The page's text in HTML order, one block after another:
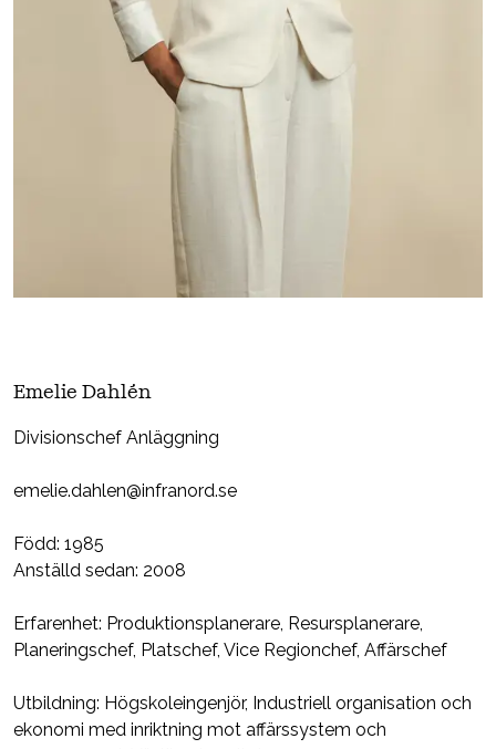
Emelie Dahlén
Divisionschef Anläggning
emelie.dahlen@infranord.se
Född: 1985
Anställd sedan: 2008
Erfarenhet: Produktionsplanerare, Resursplanerare,
Planeringschef, Platschef, Vice Regionchef, Affärschef
Utbildning: Högskoleingenjör, Industriell organisation och
ekonomi med inriktning mot affärssystem och